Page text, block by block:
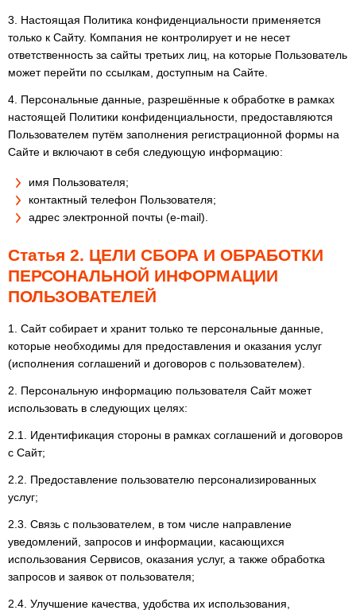
3. Настоящая Политика конфиденциальности применяется
только к Сайту. Компания не контролирует и не несет
ответственность за сайты третьих лиц, на которые Пользователь
может перейти по ссылкам, доступным на Сайте.
4. Персональные данные, разрешённые к обработке в рамках
настоящей Политики конфиденциальности, предоставляются
Пользователем путём заполнения регистрационной формы на
Сайте и включают в себя следующую информацию:
имя Пользователя;
контактный телефон Пользователя;
адрес электронной почты (e-mail).
Статья 2. ЦЕЛИ СБОРА И ОБРАБОТКИ
ПЕРСОНАЛЬНОЙ ИНФОРМАЦИИ
ПОЛЬЗОВАТЕЛЕЙ
1. Сайт собирает и хранит только те персональные данные,
которые необходимы для предоставления и оказания услуг
(исполнения соглашений и договоров с пользователем).
2. Персональную информацию пользователя Сайт может
использовать в следующих целях:
2.1. Идентификация стороны в рамках соглашений и договоров
с Сайт;
2.2. Предоставление пользователю персонализированных
услуг;
2.3. Связь с пользователем, в том числе направление
уведомлений, запросов и информации, касающихся
использования Сервисов, оказания услуг, а также обработка
запросов и заявок от пользователя;
2.4. Улучшение качества, удобства их использования,